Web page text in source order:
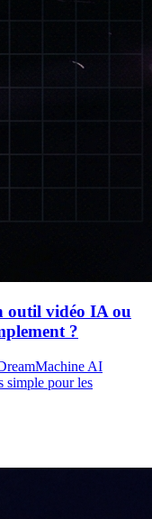
outil vidéo IA ou
?
AI
simple pour les